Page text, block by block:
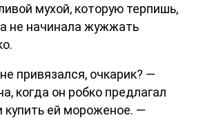
мухой, которую терпишь,
не начинала жужжать
привязался, очкарик? —
когда он робко предлагал
купить ей мороженое. —